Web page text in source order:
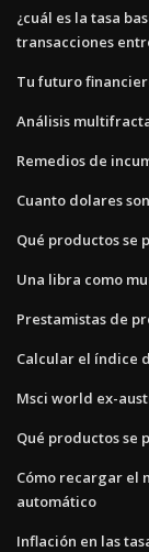
¿cuál es la tasa
transacciones
Tu futuro
Análisis
Remedios de
Cuanto dolares
Qué productos se
Una libra como
Prestamistas de
Calcular el índice
Msci world ex-
Qué productos se
Cómo recargar el
automático
Inflación en las